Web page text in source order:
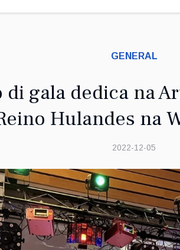
GENERAL
gala dedica na
Hulandes na
2022-12-05